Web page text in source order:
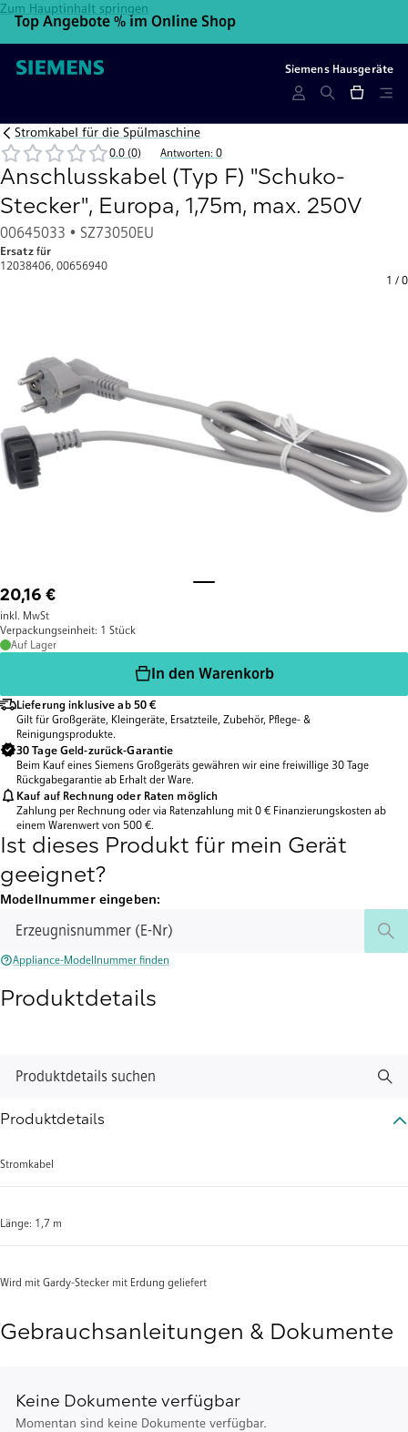
Zum Hauptinhalt springen
Top Angebote % im Online Shop
Siemens Hausgeräte
Stromkabel für die Spülmaschine
Anschlusskabel (Typ F) "Schuko-
Stecker", Europa, 1,75m, max. 250V
00645033 • SZ73050EU
0.0 (0) Antworten: 0
Ersatz für
12038406, 00656940
1 / 0
20,16 €
inkl. MwSt
Verpackungseinheit: 1 Stück
Auf Lager
In den Warenkorb
Lieferung inklusive ab 50 €
Gilt für Großgeräte, Kleingeräte, Ersatzteile, Zubehör, Pflege- &
Reinigungsprodukte.
30 Tage Geld-zurück-Garantie
Beim Kauf eines Siemens Großgeräts gewähren wir eine freiwillige 30 Tage
Rückgabegarantie ab Erhalt der Ware.
Kauf auf Rechnung oder Raten möglich
Zahlung per Rechnung oder via Ratenzahlung mit 0 € Finanzierungskosten ab
einem Warenwert von 500 €.
Ist dieses Produkt für mein Gerät
geeignet?
Modellnummer eingeben:
Erzeugnisnummer (E-Nr)
Appliance-Modellnummer finden
Produktdetails
Produktdetails suchen
Produktdetails
Stromkabel
Länge: 1,7 m
Wird mit Gardy-Stecker mit Erdung geliefert
Gebrauchsanleitungen & Dokumente
Keine Dokumente verfügbar
Momentan sind keine Dokumente verfügbar.